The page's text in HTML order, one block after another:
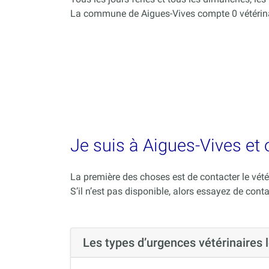
La commune de Aigues-Vives compte 0
Je suis à Aigues-Vives et
La première des choses est de contacter le
S’il n’est pas disponible, alors essayez de
Les types d’urgences